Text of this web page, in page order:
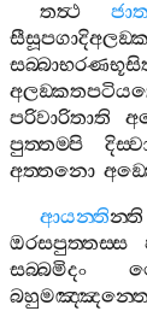
තත්‍ථ
පරිවාරිතාති
පුත‍්තම‍්පි
අත‍්තනො
ආයන‍්තින‍්ති
ඔරසපුත‍්තස‍්ස
සබ‍්බමිදං